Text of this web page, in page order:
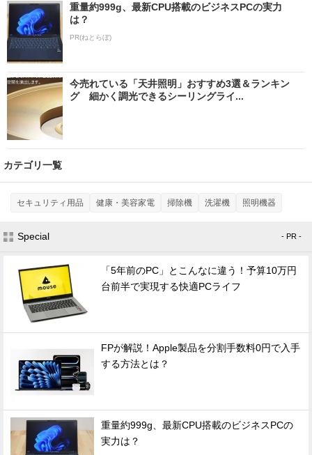
重量約999g、最新CPU搭載のビジネスPCの実力
は？
PR(ねとらぼ)
今売れている「天井照明」おすすめ3選＆ランキン
グ 細かく調光できるシーリングライ...
カテゴリ一覧
セキュリティ用品 健康・美容家電 掃除機 洗濯機 照明機器
Special - PR -
「5年前のPC」とこんなに違う！予算10万円
台前半で実現する快適PCライフ
FPが解説！Apple製品を分割手数料0円で入手
する方法とは？
重量約999g、最新CPU搭載のビジネスPCの
実力は？